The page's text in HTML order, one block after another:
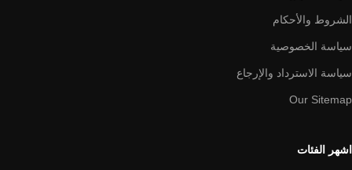
الشروط والأحكام
سياسة الخصوصية
سياسة الاسترداد والإرجاع
Our Sitemap
اشهر الفئات